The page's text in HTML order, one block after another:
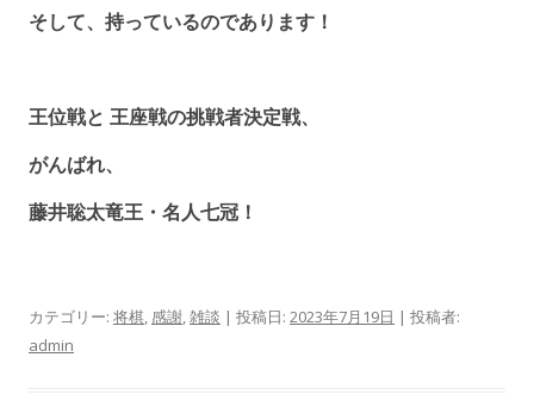
そして、持っているのであります！
王位戦と 王座戦の挑戦者決定戦、
がんばれ、
藤井聡太竜王・名人七冠！
カテゴリー: 将棋, 感謝,雑談 | 投稿日: 2023年7月19日 | 投稿者:
admin